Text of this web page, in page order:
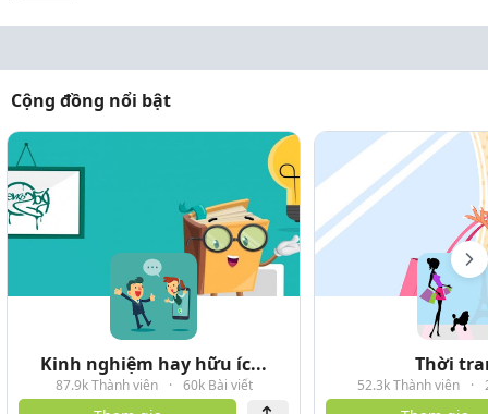
Cộng đồng nổi bật
Kinh nghiệm hay hữu íc...
87.9k Thành viên · 60k Bài viết
Thời
52.3k Thành viên ·